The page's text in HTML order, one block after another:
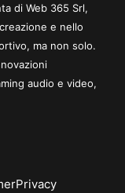
di Web 365 Srl,
e nello
ma non solo.
audio e video,
Privacy